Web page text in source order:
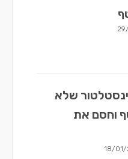
שלא
וחסם את
18/01/